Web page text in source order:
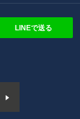
LINEで送る